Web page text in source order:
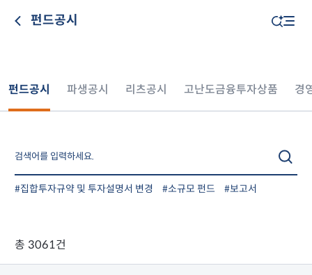
펀드공시
펀드공시 파생공시 리츠공시 고난도금융투자상품 경
#집합투자규약 및 투자설명서 변경 #소규모 펀드 #보고서
총 3061건